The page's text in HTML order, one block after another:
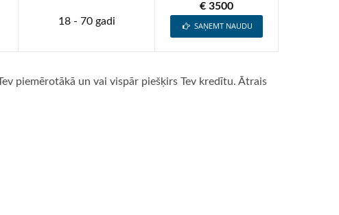
18 - 70 gadi
€ 3500
SAŅEMT NAUDU
piemērotākā un vai vispār piešķirs Tev kredītu. Ātrais